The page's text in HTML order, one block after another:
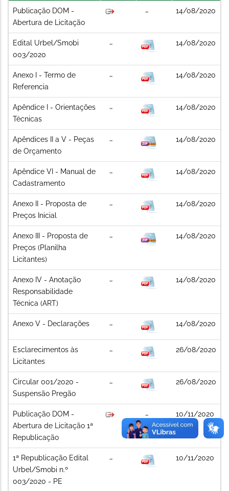
Publicação DOM -
Abertura de Licitação
14/08/2020
Edital Urbel/Smobi
003/2020
14/08/2020
Anexo I - Termo de
Referencia
14/08/2020
Apêndice I - Orientações
Técnicas
14/08/2020
Apêndices II a V - Peças
de Orçamento
14/08/2020
Apêndice VI - Manual de
Cadastramento
14/08/2020
Anexo II - Proposta de
Preços Inicial
14/08/2020
Anexo III - Proposta de
Preços (Planilha
Licitantes)
14/08/2020
Anexo IV - Anotação
Responsabilidade
Técnica (ART)
14/08/2020
Anexo V - Declarações 14/08/2020
Esclarecimentos às
Licitantes
26/08/2020
Circular 001/2020 -
Suspensão Pregão
26/08/2020
Publicação DOM -
Abertura de Licitação 1ª
Republicação
10/11/2020
1ª Republicação Edital
Urbel/Smobi n.º
003/2020 - PE
10/11/2020